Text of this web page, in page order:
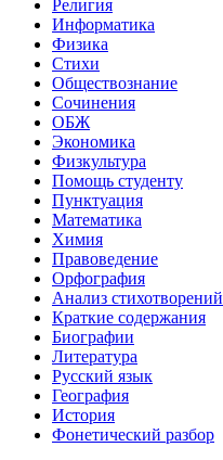
Религия
Информатика
Физика
Стихи
Обществознание
Сочинения
ОБЖ
Экономика
Физкультура
Помощь студенту
Пунктуация
Математика
Химия
Правоведение
Орфография
Анализ стихотворений
Краткие содержания
Биографии
Литература
Русский язык
География
История
Фонетический разбор